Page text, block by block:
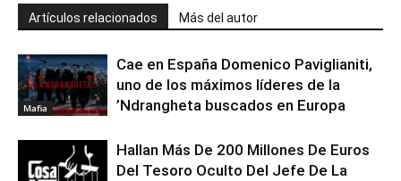
Artículos relacionados Más del autor
Mafia
Cae en España Domenico Paviglianiti,
uno de los máximos líderes de la
’Ndrangheta buscados en Europa
Hallan Más De 200 Millones De Euros
Del Tesoro Oculto Del Jefe De La